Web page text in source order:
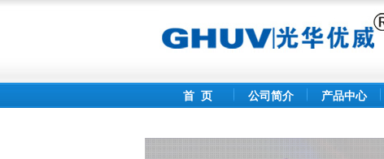
首 页 公司简介 产品中心